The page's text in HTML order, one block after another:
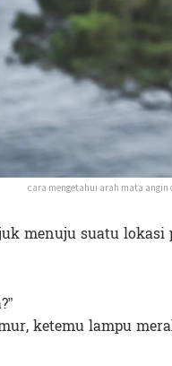
cara mengetahui arah mata angin
menuju suatu lokasi
ketemu lampu